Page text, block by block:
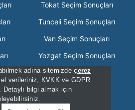
adına sitemizdeçerez
verileriniz, KVKK ve GDPR
Detaylı bilgi almak için
Tokat Seçim Sonuçları
Tunceli Seçim Sonuçları
Van Seçim Sonuçları
Yozgat Seçim Sonuçları
- 05:59:05 - .2